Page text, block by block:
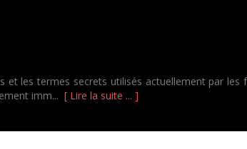
les termes secrets utilisés actuellement par les
imm... [ Lire la suite ... ]